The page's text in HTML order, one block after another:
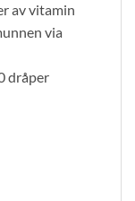
av vitamin
via
dråper